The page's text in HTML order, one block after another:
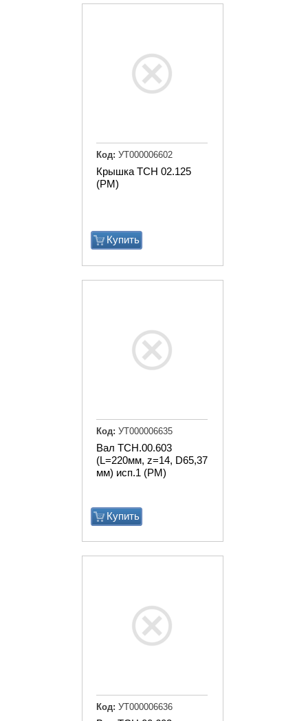
Крышка ТСН 02.125
(РМ)
Купить
Код: УТ000006602
Вал ТСН.00.603
(L=220мм, z=14, D65,37
мм) исп.1 (РМ)
Купить
Код: УТ000006635
Код: УТ000006636